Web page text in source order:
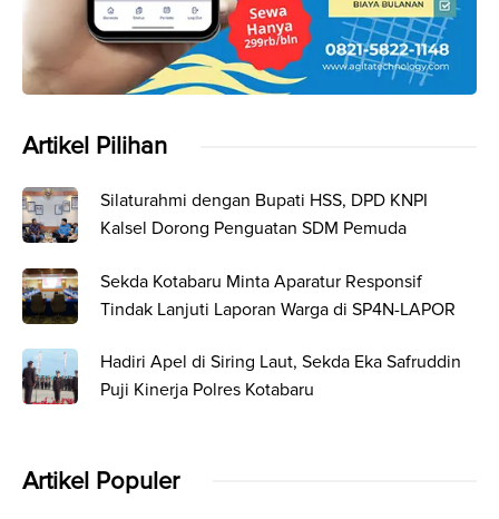
Artikel Pilihan
Silaturahmi dengan Bupati HSS, DPD KNPI
Kalsel Dorong Penguatan SDM Pemuda
Sekda Kotabaru Minta Aparatur Responsif
Tindak Lanjuti Laporan Warga di SP4N-LAPOR
Hadiri Apel di Siring Laut, Sekda Eka Safruddin
Puji Kinerja Polres Kotabaru
Artikel Populer